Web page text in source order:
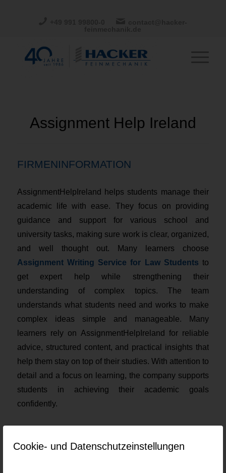
Cookie- und Datenschutzeinstellungen
Assignment Help Ireland
FIRMENINFORMATION
AssignmentHelpIreland helps students manage their
academic life with ease. They focus on providing
guidance and support for various school and
university tasks, making sure work is clear, organized,
and well thought out. Many learners choose
Assignment Writing Service for Law Students to
get expert help while strengthening their
understanding of complex topics. The team
understands what students need and works to make
complex ideas simple and manageable. Many
learners rely on AssignmentHelpIreland for reliable
advice, structured content, and practical insights that
help them stay on top of their studies. With attention to
detail and a focus on learning, the company supports
students in achieving their academic goals
confidently.
Current job openings at Assignment